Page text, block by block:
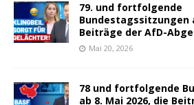
79. und fortfolgende
Bundestagssitzungen
Beiträge der AfD-
Mai 20, 2026
78 und fortfolgende
ab 8. Mai 2026, die